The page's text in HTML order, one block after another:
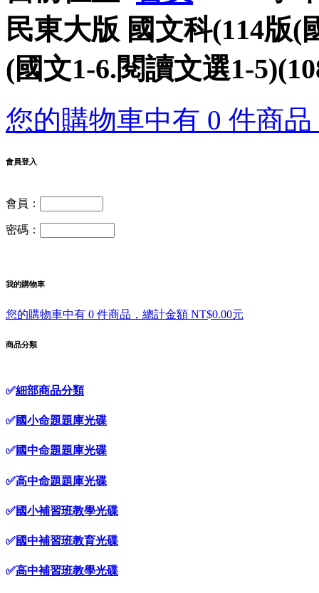
民東大版 國文科(114版(
(國文1-6.閱讀文選1-
您的購物車中有 0 件商
會員登入
會員：
密碼：
我的購物車
您的購物車中有 0 件商品，總計金額 NT$0.00元
商品分類
✅細部商品分類
✅國小命題題庫光碟
✅國中命題題庫光碟
✅高中命題題庫光碟
✅國小補習班教學光碟
✅國中補習班教育光碟
✅高中補習班教學光碟